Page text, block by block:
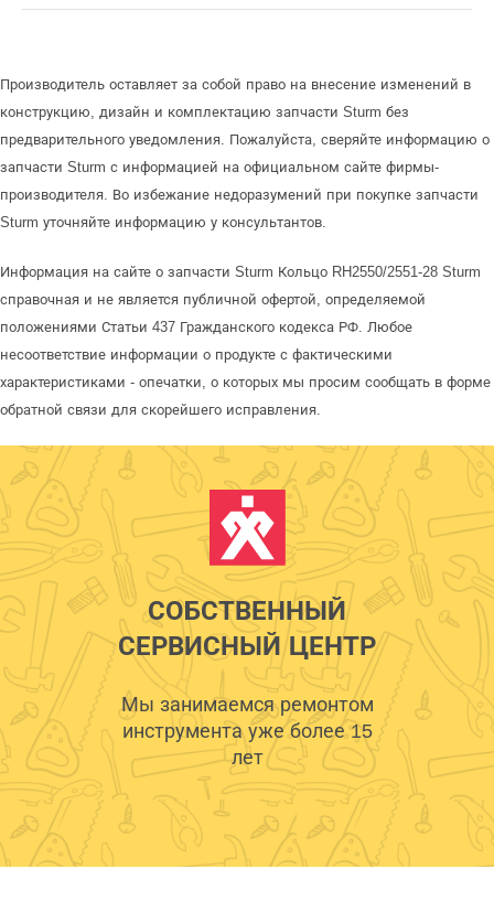
Производитель оставляет за собой право на внесение изменений в
конструкцию, дизайн и комплектацию запчасти Sturm без
предварительного уведомления. Пожалуйста, сверяйте информацию о
запчасти Sturm с информацией на официальном сайте фирмы-
производителя. Во избежание недоразумений при покупке запчасти
Sturm уточняйте информацию у консультантов.
Информация на сайте о запчасти Sturm Кольцо RH2550/2551-28 Sturm
справочная и не является публичной офертой, определяемой
положениями Статьи 437 Гражданского кодекса РФ. Любое
несоответствие информации о продукте с фактическими
характеристиками - опечатки, о которых мы просим сообщать в форме
обратной связи для скорейшего исправления.
СОБСТВЕННЫЙ
СЕРВИСНЫЙ ЦЕНТР
Мы занимаемся ремонтом
инструмента уже более 15
лет